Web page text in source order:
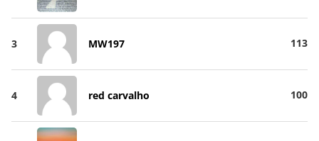
3 MW197 113
4 red carvalho 100